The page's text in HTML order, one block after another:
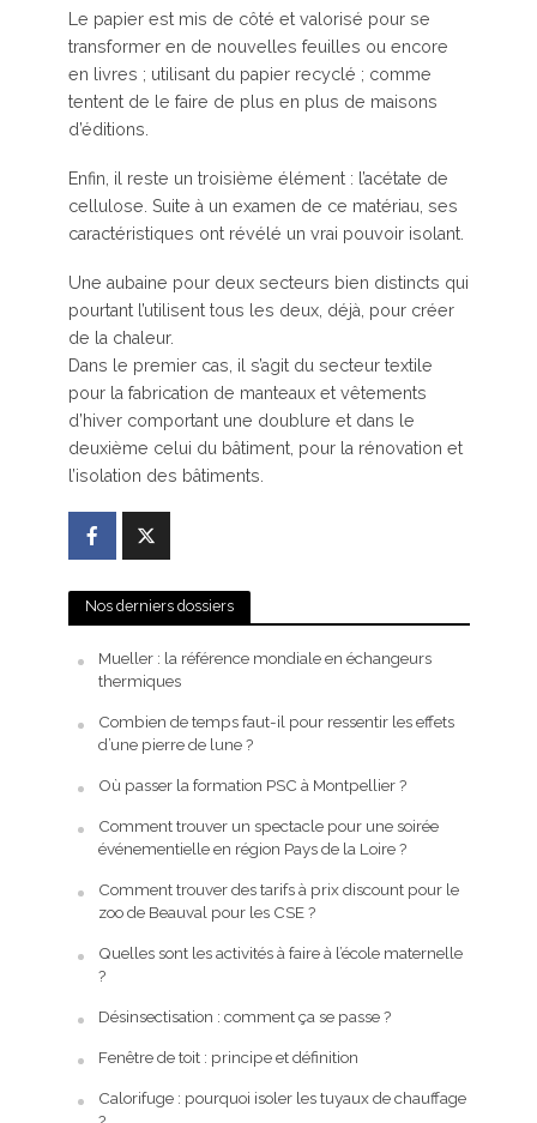
Le papier est mis de côté et valorisé pour se
transformer en de nouvelles feuilles ou encore
en livres ; utilisant du papier recyclé ; comme
tentent de le faire de plus en plus de maisons
d’éditions.
Enfin, il reste un troisième élément : l’acétate de
cellulose. Suite à un examen de ce matériau, ses
caractéristiques ont révélé un vrai pouvoir isolant.
Une aubaine pour deux secteurs bien distincts qui
pourtant l’utilisent tous les deux, déjà, pour créer
de la chaleur.
Dans le premier cas, il s’agit du secteur textile
pour la fabrication de manteaux et vêtements
d’hiver comportant une doublure et dans le
deuxième celui du bâtiment, pour la rénovation et
l’isolation des bâtiments.
Nos derniers dossiers
Mueller : la référence mondiale en échangeurs
thermiques
Combien de temps faut-il pour ressentir les effets
d’une pierre de lune ?
Où passer la formation PSC à Montpellier ?
Comment trouver un spectacle pour une soirée
événementielle en région Pays de la Loire ?
Comment trouver des tarifs à prix discount pour le
zoo de Beauval pour les CSE ?
Quelles sont les activités à faire à l’école maternelle
?
Désinsectisation : comment ça se passe ?
Fenêtre de toit : principe et définition
Calorifuge : pourquoi isoler les tuyaux de chauffage